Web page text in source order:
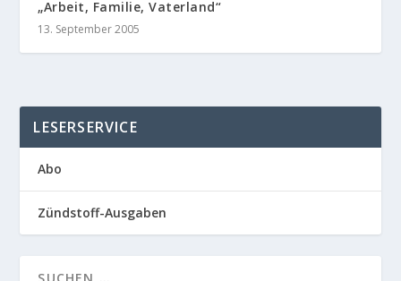
„Arbeit, Familie, Vaterland“
13. September 2005
LESERSERVICE
Abo
Zündstoff-Ausgaben